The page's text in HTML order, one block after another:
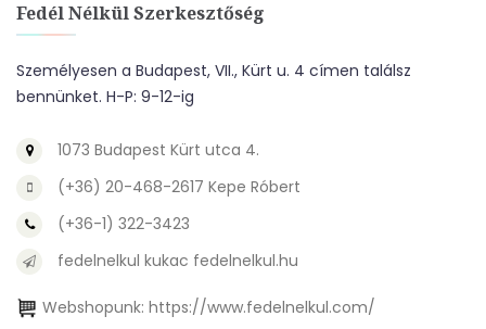
Fedél Nélkül Szerkesztőség
Személyesen a Budapest, VII., Kürt u. 4 címen találsz
bennünket. H-P: 9-12-ig
1073 Budapest Kürt utca 4.
(+36) 20-468-2617 Kepe Róbert
(+36-1) 322-3423
fedelnelkul kukac fedelnelkul.hu
Webshopunk: https://www.fedelnelkul.com/